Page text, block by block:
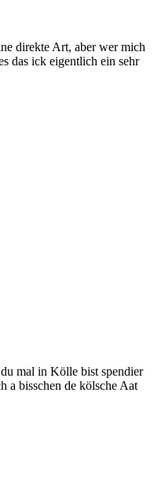
direkte Art, aber wer mich
das ick eigentlich ein sehr
mal in Kölle bist spendier
a bisschen de kölsche Aat